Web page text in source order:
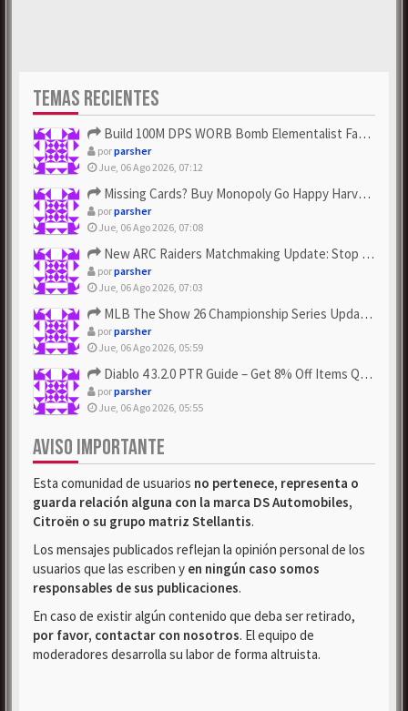
TEMAS RECIENTES
Build 100M DPS WORB Bomb Elementalist Fast - Grab POE Curren...
porparsher
Jue, 06 Ago 2026, 07:12
Missing Cards? Buy Monopoly Go Happy Harvest with Looney Tun...
porparsher
Jue, 06 Ago 2026, 07:08
New ARC Raiders Matchmaking Update: Stop Failed - Grab Bluep...
porparsher
Jue, 06 Ago 2026, 07:03
MLB The Show 26 Championship Series Update! Get Cheap & ...
porparsher
Jue, 06 Ago 2026, 05:59
Diablo 4 3.2.0 PTR Guide – Get 8% Off Items Quickly to Test ...
porparsher
Jue, 06 Ago 2026, 05:55
AVISO IMPORTANTE
Esta comunidad de usuarios no pertenece, representa o
guarda relación alguna con la marca DS Automobiles,
Citroën o su grupo matriz Stellantis.
Los mensajes publicados reflejan la opinión personal de los
usuarios que las escriben y en ningún caso somos
responsables de sus publicaciones.
En caso de existir algún contenido que deba ser retirado,
por favor, contactar con nosotros. El equipo de
moderadores desarrolla su labor de forma altruista.